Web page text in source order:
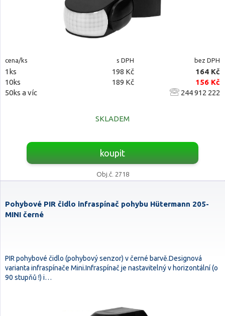
cena/ks s DPH bez DPH
1ks 198 Kč
164 Kč
10ks
189 Kč
156 Kč
50ks a víc
244 912 222
SKLADEM
koupit
Obj.č. 2718
Pohybové PIR čidlo infraspínač pohybu Hütermann 205-
MINI černé
PIR pohybové čidlo (pohybový senzor) v černé barvě.Designová
varianta infraspínače Mini.Infraspínač je nastavitelný v horizontální (o
90 stupňů !) i…